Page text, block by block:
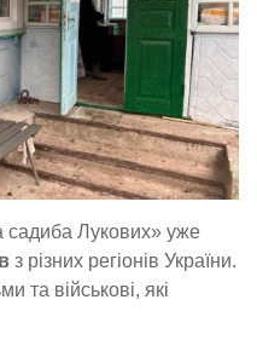
садиба Лукових» уже
з різних регіонів України.
та військові, які